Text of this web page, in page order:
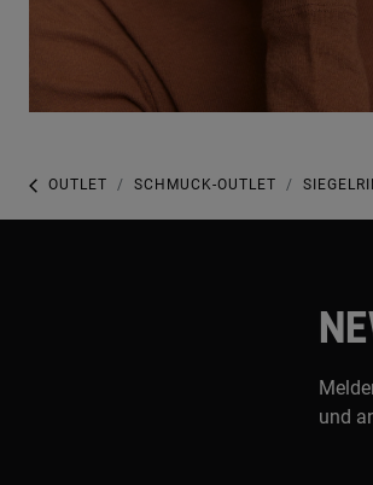
OUTLET SCHMUCK-OUTLET
und